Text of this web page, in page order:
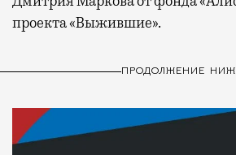
проекта «Выжившие».
ПРОДОЛЖЕНИЕ